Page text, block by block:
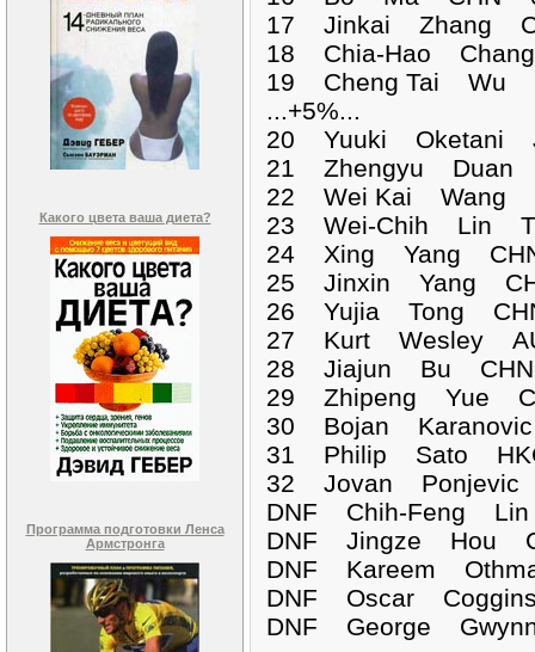
Какого цвета ваша диета?
Программа подготовки Ленса
Армстронга
17 Jinkai Zhang
18 Chia-Hao
19 Cheng Tai Wu
...+5%...
20 Yuuki Oketani
21 Zhengyu Duan
22 Wei Kai Wang
23 Wei-Chih Lin
24 Xing Yang
25 Jinxin Yang
26 Yujia Tong
27 Kurt Wesley
28 Jiajun Bu CHN
29 Zhipeng Yue
30 Bojan
31 Philip Sato
32 Jovan Ponjevic
DNF Chih-Feng
DNF Jingze
DNF Kareem
DNF Oscar
DNF George